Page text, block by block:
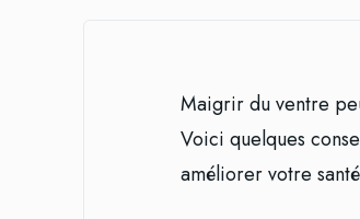
Maigrir du ventre
Voici quelques
améliorer votre